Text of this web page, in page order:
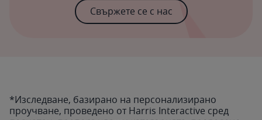
Свържете се с нас
*Изследване, базирано на персонализирано
проучване, проведено от Harris Interactive сред